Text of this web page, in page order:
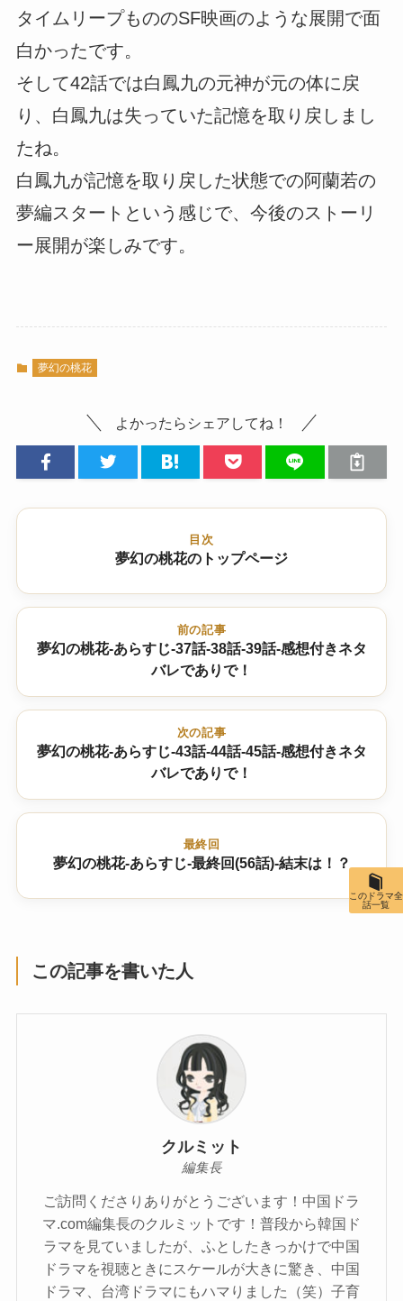
タイムリープもののSF映画のような展開で面
白かったです。
そして42話では白鳳九の元神が元の体に戻
り、白鳳九は失っていた記憶を取り戻しまし
たね。
白鳳九が記憶を取り戻した状態での阿蘭若の
夢編スタートという感じで、今後のストーリ
ー展開が楽しみです。
夢幻の桃花
よかったらシェアしてね！
目次
夢幻の桃花のトップページ
前の記事
夢幻の桃花-あらすじ-37話-38話-39話-感想付きネタ
バレでありで！
次の記事
夢幻の桃花-あらすじ-43話-44話-45話-感想付きネタ
バレでありで！
最終回
夢幻の桃花-あらすじ-最終回(56話)-結末は！？
この記事を書いた人
クルミット
編集長
ご訪問くださりありがとうございます！中国ドラ
マ.com編集長のクルミットです！普段から韓国ド
ラマを見ていましたが、ふとしたきっかけで中国
ドラマを視聴ときにスケールが大きに驚き、中国
ドラマ、台湾ドラマにもハマりました（笑）子育
このドラマ全
話一覧